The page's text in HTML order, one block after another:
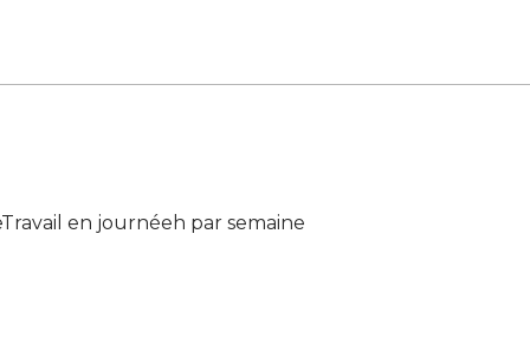
en journéeh par semaine